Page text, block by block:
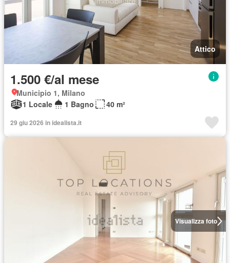
Attico
1.500 €/al mese
Municipio 1, Milano
1 Locale
1 Bagno 40 m²
29 giu 2026 in idealista.it
Visualizza foto